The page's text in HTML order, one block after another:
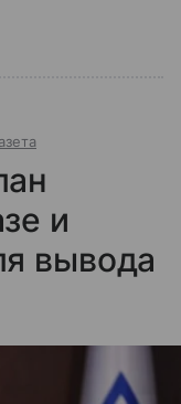
и
вывода